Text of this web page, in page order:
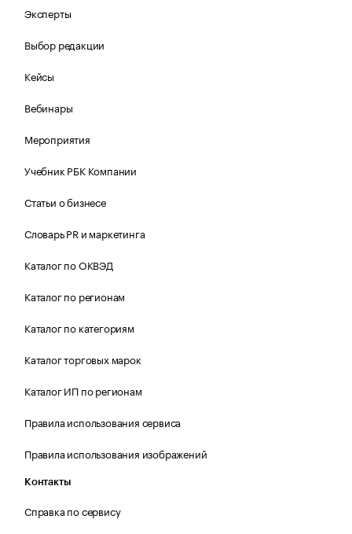
Эксперты
Выбор редакции
Кейсы
Вебинары
Мероприятия
Учебник РБК Компании
Статьи о бизнесе
Словарь PR и маркетинга
Каталог по ОКВЭД
Каталог по регионам
Каталог по категориям
Каталог торговых марок
Каталог ИП по регионам
Правила использования сервиса
Правила использования изображений
Контакты
Справка по сервису